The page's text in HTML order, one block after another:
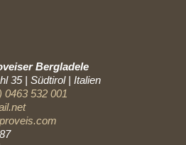
Bergladele
35| Südtirol | Italien
0463 532 001